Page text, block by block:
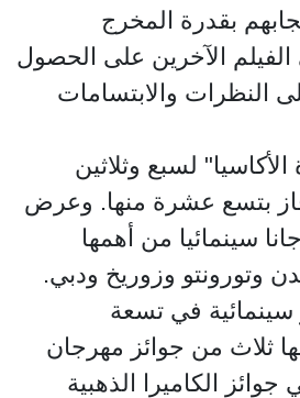
بقدرة المخرج
الآخرين على الحصول
النظرات والابتسامات
لسبع وثلاثين
بتسع عشرة منها. وعرض
في 18 مهرجانا سينمائيا من أهمها
وتورونتو وزوريخ ودبي.
سينمائية في تسعة
ثلاث من جوائز مهرجان
الكاميرا الذهبية